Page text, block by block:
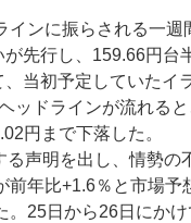
ンに振らされる一
先行し、159.66円
当初予定していたイ
ッドラインが流れる
円まで下落した。
声明を出し、情勢の
年比+1.6％と市場
25日から26日にか